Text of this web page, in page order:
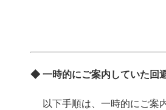
◆ 一時的にご案内していた回
以下手順は、一時的にご案